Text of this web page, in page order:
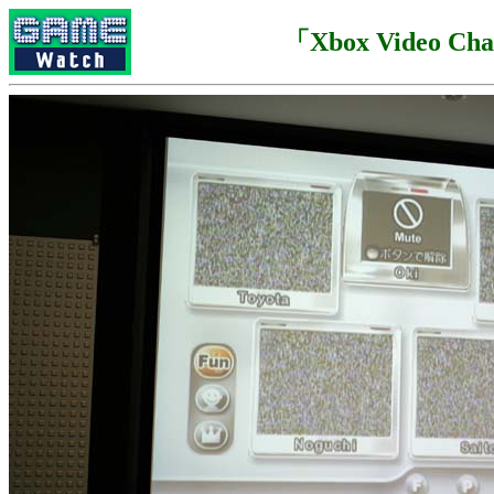
「Xbox Video